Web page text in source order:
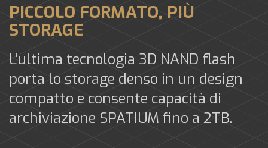
PICCOLO FORMATO, PIÙ
STORAGE
L'ultima tecnologia 3D NAND flash
porta lo storage denso in un design
compatto e consente capacità di
archiviazione SPATIUM fino a 2TB.